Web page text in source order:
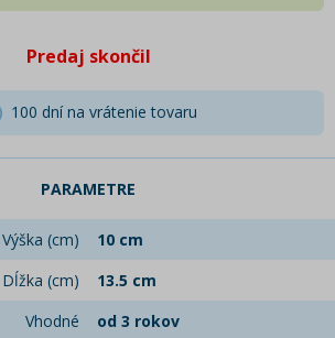
Predaj skončil
100 dní na vrátenie tovaru
PARAMETRE
Výška (cm)
10 cm
Dĺžka (cm)
13.5 cm
Vhodné
od 3 rokov